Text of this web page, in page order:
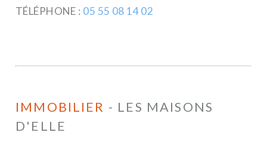
TÉLÉPHONE : 05 55 08 14 02
IMMOBILIER - LES MAISONS
D'ELLE